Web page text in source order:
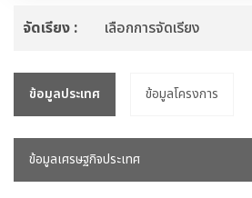
จัดเรียง : เลือกการจัดเรียง
ข้อมูลประเทศ ข้อมูลโครงการ
ข้อมูลเศรษฐกิจประเทศ